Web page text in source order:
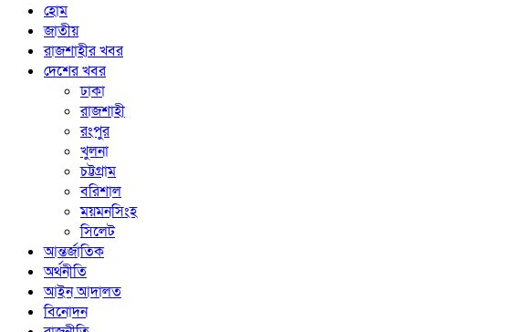
হোম
জাতীয়
রাজশাহীর খবর
দেশের খবর
ঢাকা
রাজশাহী
রংপুর
খুলনা
চট্টগ্রাম
বরিশাল
ময়মনসিংহ
সিলেট
আন্তর্জাতিক
অর্থনীতি
আইন আদালত
বিনোদন